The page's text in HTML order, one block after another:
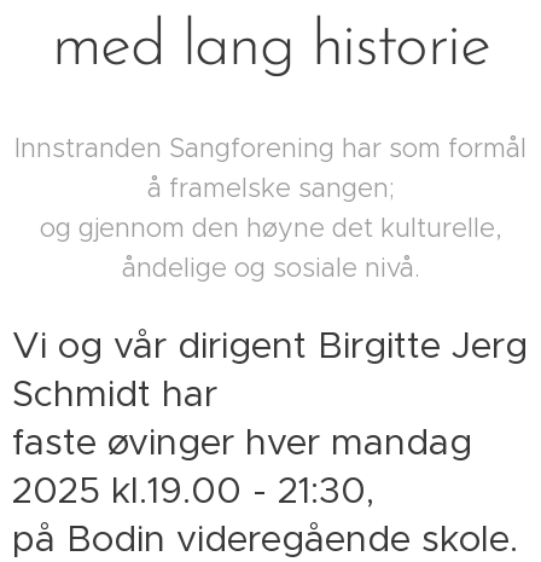
med lang historie
Innstranden Sangforening har som formål
å framelske sangen;
og gjennom den høyne det kulturelle,
åndelige og sosiale nivå.
Vi og vår dirigent Birgitte Jerg
Schmidt har
faste øvinger hver mandag
2025 kl.19.00 - 21:30,
på Bodin videregående skole.